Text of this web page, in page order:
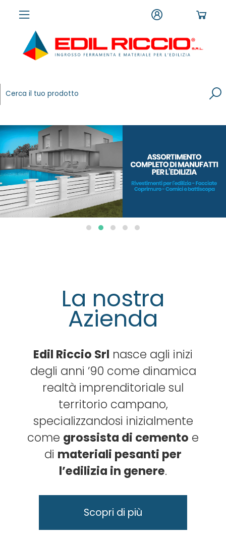
La nostra
Azienda
Edil Riccio Srl nasce agli inizi
degli anni ’90 come dinamica
realtà imprenditoriale sul
territorio campano,
specializzandosi inizialmente
come grossista di cemento e
di materiali pesanti per
l’edilizia in genere.